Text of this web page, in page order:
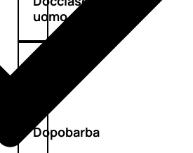
uomo
Dopobarba